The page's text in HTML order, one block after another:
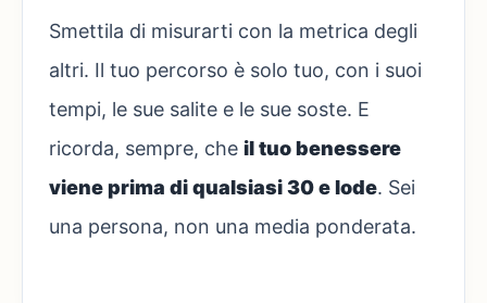
Smettila di misurarti con la metrica degli
altri. Il tuo percorso è solo tuo, con i suoi
tempi, le sue salite e le sue soste. E
ricorda, sempre, che il tuo benessere
viene prima di qualsiasi 30 e lode. Sei
una persona, non una media ponderata.